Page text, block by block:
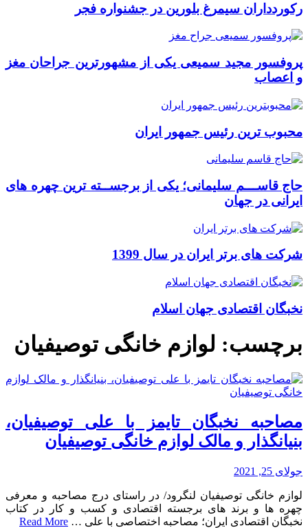
رکوردداران سیمرغ بلورین در جشنواره فجر
پروفسور مجید سمیعی یکی از مشهورترین جراحان مغز
و اعصاب
محبوب ترین رئیس جمهور ایران
حاج قاســـم سلیمانی؛ یکی از برجســته ترین چهره های
ایرانی در جهان
شرکت های برتر ایران در سال 1399
نخبگان اقتصادی جهان اسلام
برچسب: لوازم خانگی توصیفیان
مصاحبه نخبگان تایمز با علی توصیفیان،
بنیانگذار و مالک لوازم خانگی توصیفیان
جولای 25, 2021
لوازم خانگی توصیفیان لنگرود/ در راستای درج مصاحبه و معرفی
چهره ها و برند های برجسته اقتصادی و کسب و کار در کتاب
نخبگان اقتصادی ایران؛ مصاحبه اختصاصی با علی … Read More